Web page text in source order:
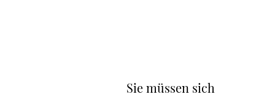
Sie müssen sich